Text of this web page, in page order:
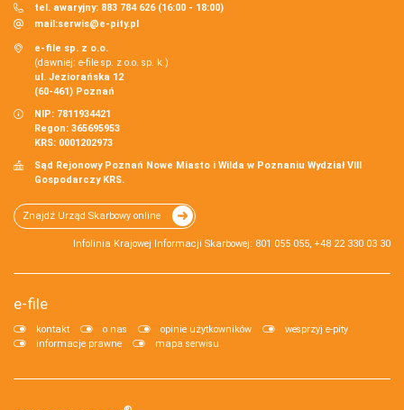
tel. awaryjny: 883 784 626 (16:00 - 18:00)
mail:serwis@e-pity.pl
e-file sp. z o.o.
(dawniej: e-file sp. z o.o. sp. k.)
ul. Jeziorańska 12
(60-461) Poznań
NIP: 7811934421
Regon: 365695953
KRS: 0001202973
Sąd Rejonowy Poznań Nowe Miasto i Wilda w Poznaniu Wydział VIII
Gospodarczy KRS.
Znajdź Urząd Skarbowy online
Infolinia Krajowej Informacji Skarbowej: 801 055 055, +48 22 330 03 30
e-file
kontakt o nas opinie użytkowników
wesprzyj e-pity
informacje prawne
mapa serwisu